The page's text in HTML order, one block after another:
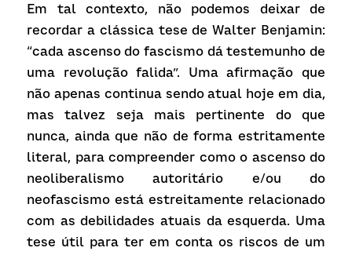
Em tal contexto, não podemos deixar de
recordar a clássica tese de Walter Benjamin:
“cada ascenso do fascismo dá testemunho de
uma revolução falida”. Uma afirmação que
não apenas continua sendo atual hoje em dia,
mas talvez seja mais pertinente do que
nunca, ainda que não de forma estritamente
literal, para compreender como o ascenso do
neoliberalismo autoritário e/ou do
neofascismo está estreitamente relacionado
com as debilidades atuais da esquerda. Uma
tese útil para ter em conta os riscos de um